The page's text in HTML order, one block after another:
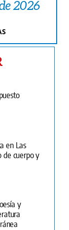
2026
en Las
de cuerpo y
y